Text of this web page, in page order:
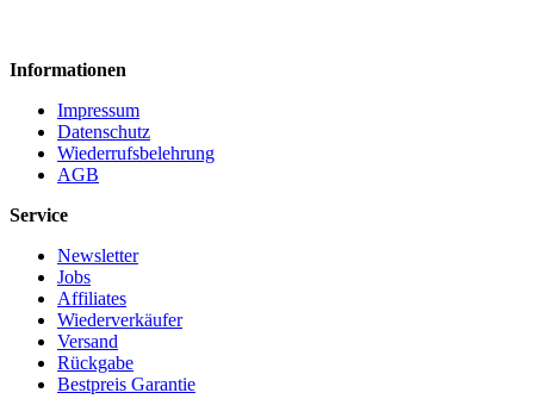
Informationen
Impressum
Datenschutz
Wiederrufsbelehrung
AGB
Service
Newsletter
Jobs
Affiliates
Wiederverkäufer
Versand
Rückgabe
Bestpreis Garantie